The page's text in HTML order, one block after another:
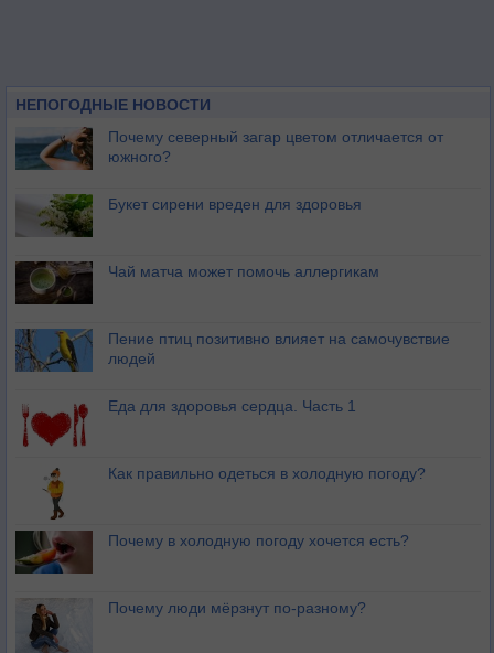
НЕПОГОДНЫЕ НОВОСТИ
Почему северный загар цветом отличается от
южного?
Букет сирени вреден для здоровья
Чай матча может помочь аллергикам
Пение птиц позитивно влияет на самочувствие
людей
Еда для здоровья сердца. Часть 1
Как правильно одеться в холодную погоду?
Почему в холодную погоду хочется есть?
Почему люди мёрзнут по-разному?